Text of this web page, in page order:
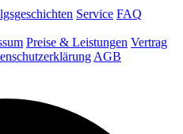
Service FAQ
Preise & Leistungen Vertrag
AGB